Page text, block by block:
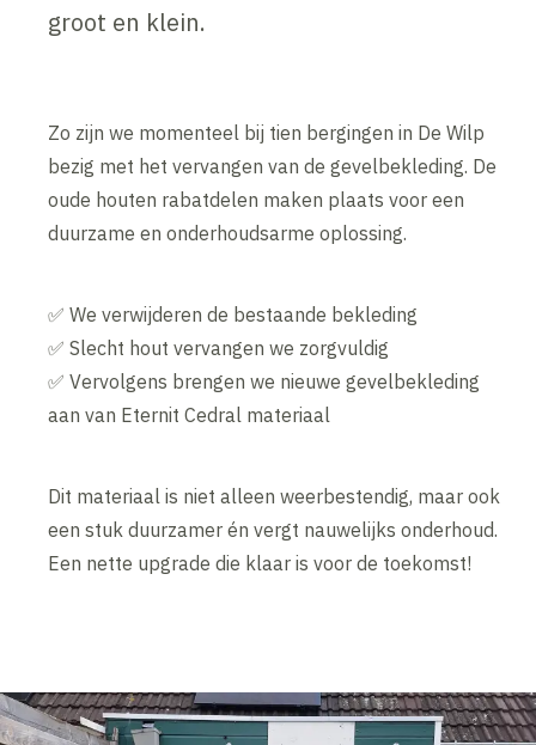
groot en klein.
Zo zijn we momenteel bij tien bergingen in De Wilp
bezig met het vervangen van de gevelbekleding. De
oude houten rabatdelen maken plaats voor een
duurzame en onderhoudsarme oplossing.
✅ We verwijderen de bestaande bekleding
✅ Slecht hout vervangen we zorgvuldig
✅ Vervolgens brengen we nieuwe gevelbekleding
aan van Eternit Cedral materiaal
Dit materiaal is niet alleen weerbestendig, maar ook
een stuk duurzamer én vergt nauwelijks onderhoud.
Een nette upgrade die klaar is voor de toekomst!